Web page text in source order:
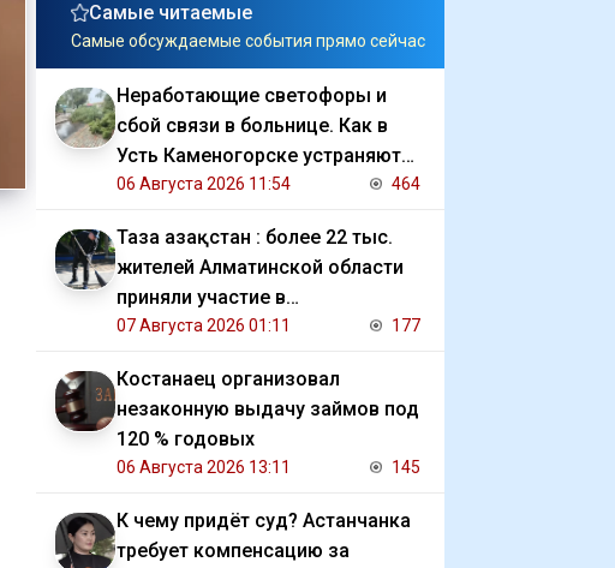
Самые читаемые
Самые обсуждаемые события прямо сейчас
Неработающие светофоры и
сбой связи в больнице. Как в
Усть Каменогорске устраняют
последствия ливня
06 Августа 2026 11:54 464
Таза Қазақстан : более 22 тыс.
жителей Алматинской области
приняли участие в
экологической акции
07 Августа 2026 01:11 177
Костанаец организовал
незаконную выдачу займов под
120 % годовых
06 Августа 2026 13:11 145
К чему придёт суд? Астанчанка
требует компенсацию за